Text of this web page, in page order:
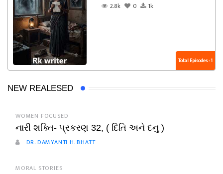
2.8k
0 1k
Total Episodes : 1
NEW REALESED
WOMEN FOCUSED
નારી શક્તિ- પ્રકરણ 32, ( દિતિ અને દનુ )
DR. DAMYANTI H. BHATT
MORAL STORIES